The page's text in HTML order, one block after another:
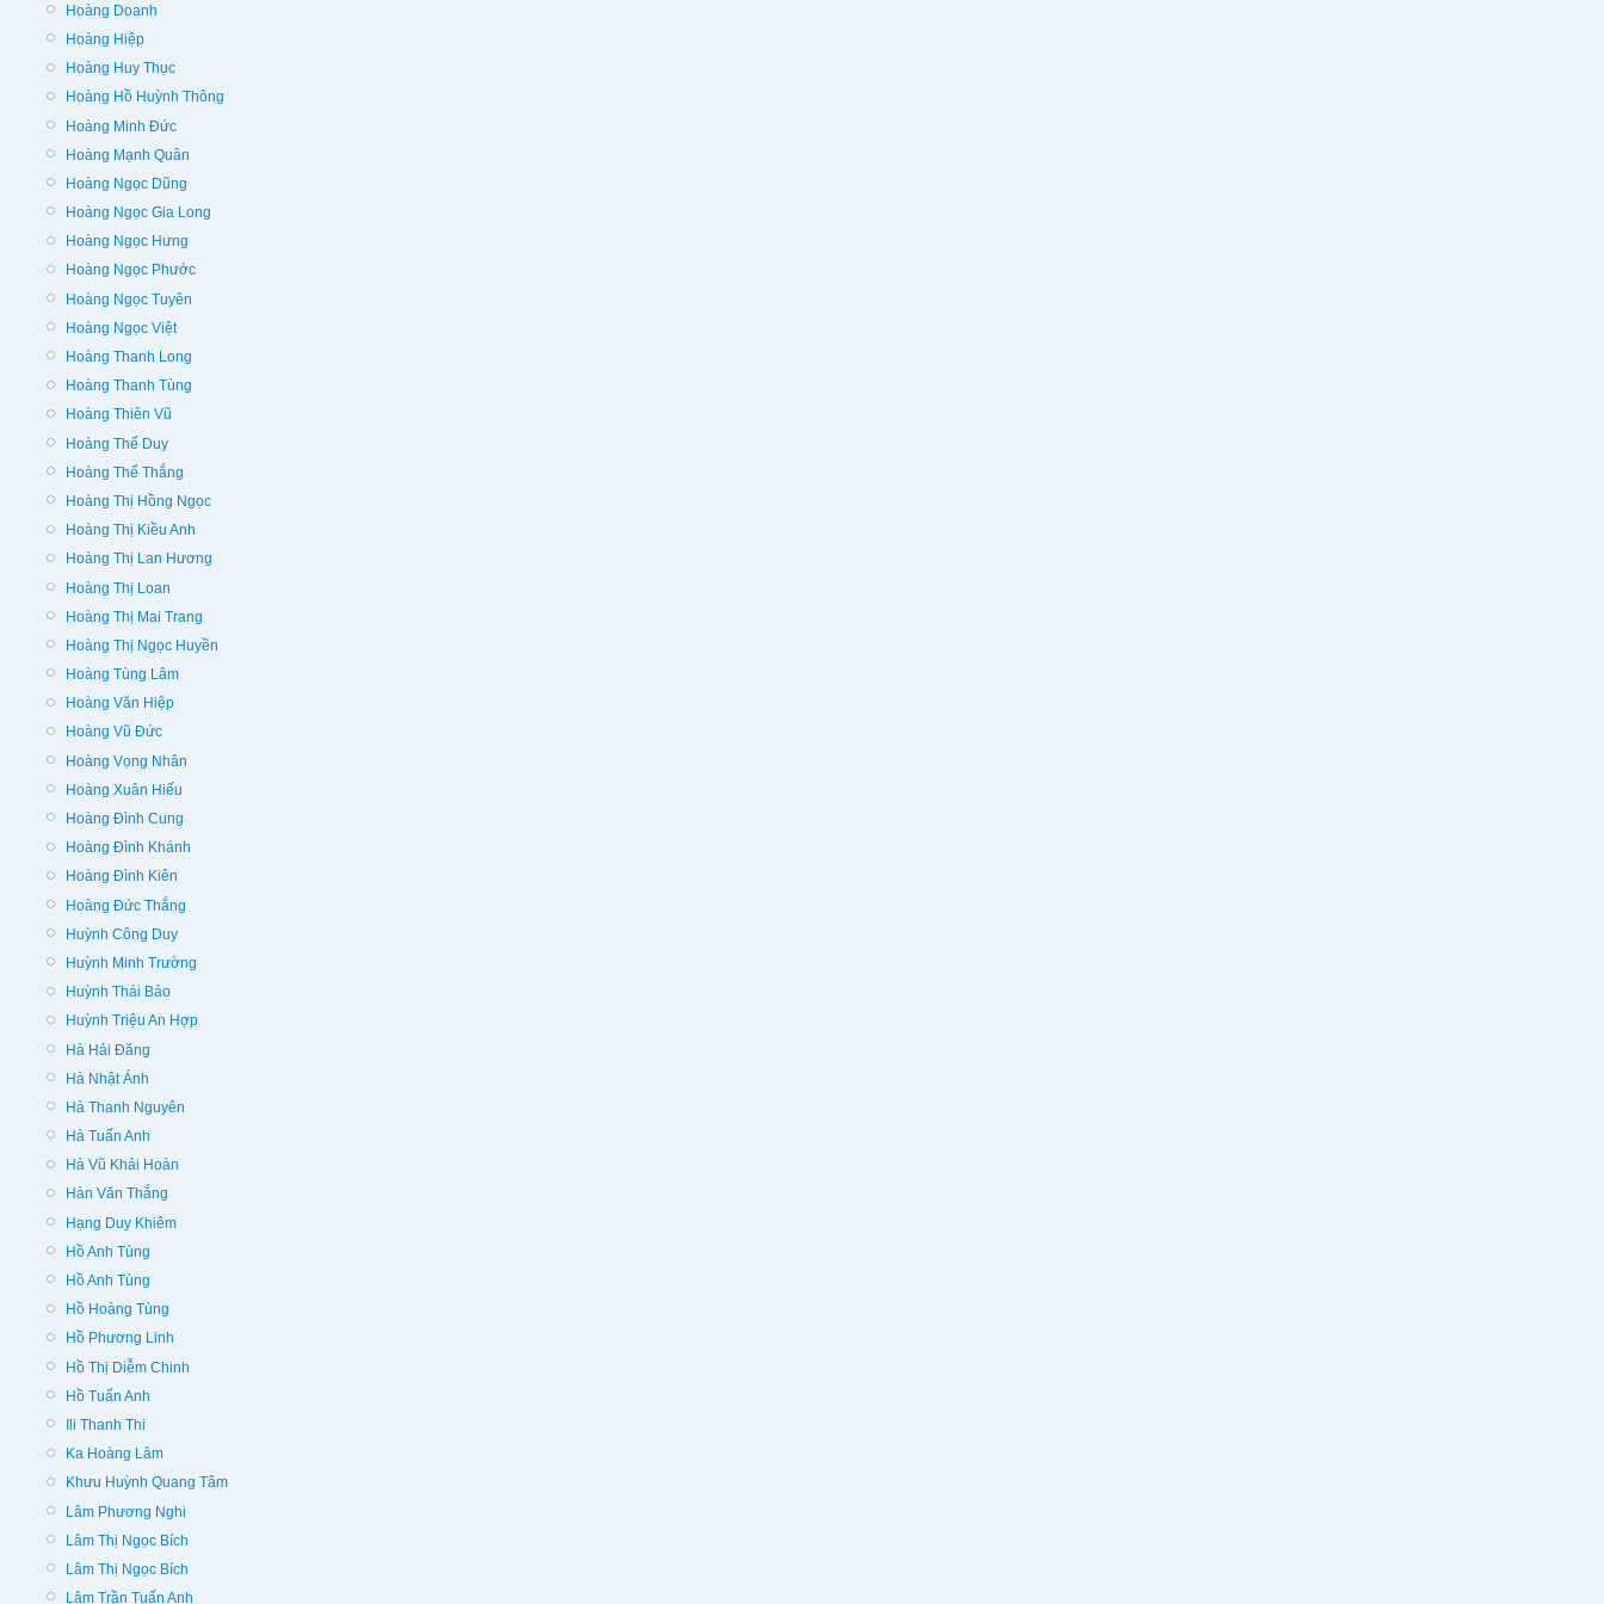
Hoàng Doanh
Hoàng Hiệp
Hoàng Huy Thục
Hoàng Hồ Huỳnh Thông
Hoàng Minh Đức
Hoàng Mạnh Quân
Hoàng Ngọc Dũng
Hoàng Ngọc Gia Long
Hoàng Ngọc Hưng
Hoàng Ngọc Phước
Hoàng Ngọc Tuyên
Hoàng Ngọc Việt
Hoàng Thanh Long
Hoàng Thanh Tùng
Hoàng Thiên Vũ
Hoàng Thế Duy
Hoàng Thế Thắng
Hoàng Thị Hồng Ngọc
Hoàng Thị Kiều Anh
Hoàng Thị Lan Hương
Hoàng Thị Loan
Hoàng Thị Mai Trang
Hoàng Thị Ngọc Huyền
Hoàng Tùng Lâm
Hoàng Văn Hiệp
Hoàng Vũ Đức
Hoàng Vọng Nhân
Hoàng Xuân Hiếu
Hoàng Đình Cung
Hoàng Đình Khánh
Hoàng Đình Kiên
Hoàng Đức Thắng
Huỳnh Công Duy
Huỳnh Minh Trường
Huỳnh Thái Bảo
Huỳnh Triệu An Hợp
Hà Hải Đăng
Hà Nhật Ánh
Hà Thanh Nguyên
Hà Tuấn Anh
Hà Vũ Khải Hoàn
Hàn Văn Thắng
Hạng Duy Khiêm
Hồ Anh Tùng
Hồ Anh Tùng
Hồ Hoàng Tùng
Hồ Phương Linh
Hồ Thị Diễm Chinh
Hồ Tuấn Anh
Ili Thanh Thi
Ka Hoàng Lâm
Khưu Huỳnh Quang Tâm
Lâm Phương Nghi
Lâm Thị Ngọc Bích
Lâm Thị Ngọc Bích
Lâm Trần Tuấn Anh